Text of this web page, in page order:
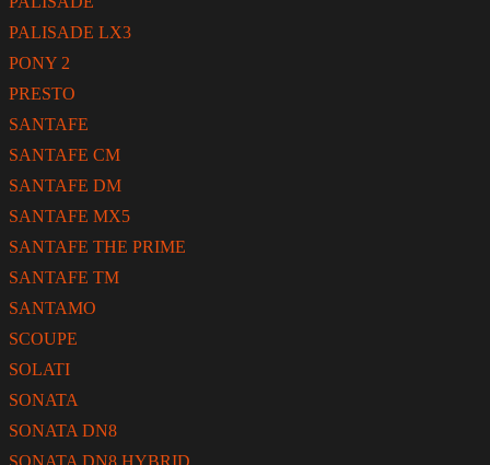
PALISADE LX3
PONY 2
PRESTO
SANTAFE
SANTAFE CM
SANTAFE DM
SANTAFE MX5
SANTAFE THE PRIME
SANTAFE TM
SANTAMO
SCOUPE
SOLATI
SONATA
SONATA DN8
SONATA DN8 HYBRID